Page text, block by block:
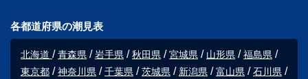
各都道府県の潮見表
北海道 青森県 岩手県 秋田県 宮城県 山形県
福島県
東京都
神奈川県 千葉県 茨城県 新潟県 富山県
石川県